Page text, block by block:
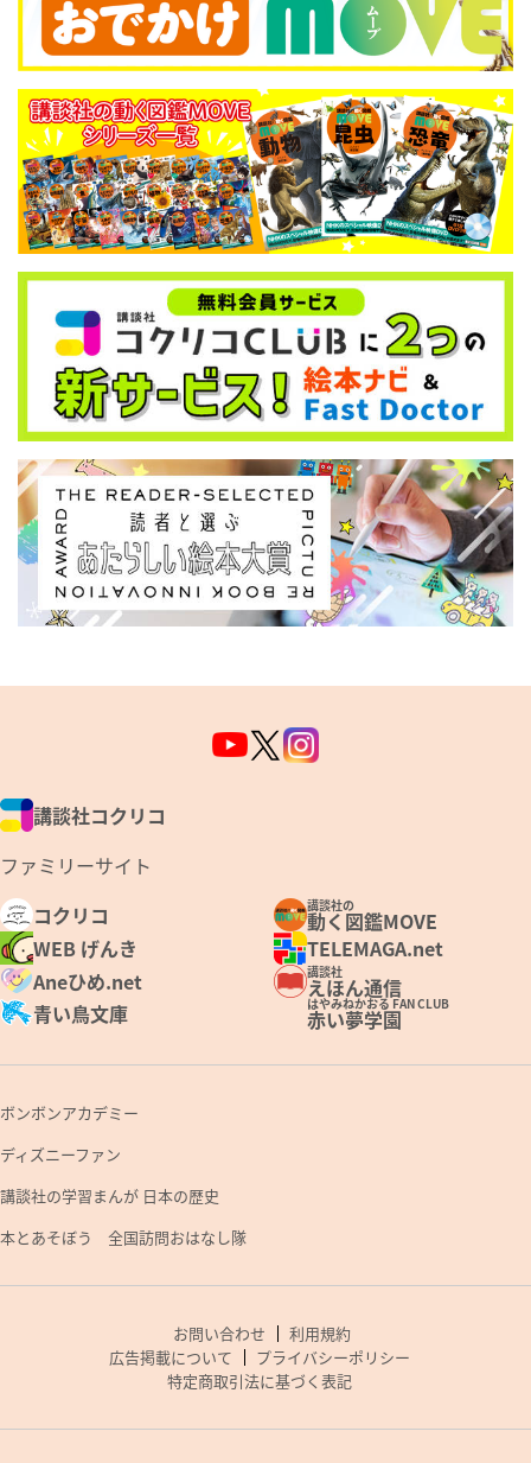
講談社コクリコ
ファミリーサイト
コクリコ
講談社の
動く図鑑MOVE
WEB げんき
TELEMAGA.net
Aneひめ.net
講談社
えほん通信
青い鳥文庫
はやみねかおる FAN CLUB
赤い夢学園
ボンボンアカデミー
ディズニーファン
講談社の学習まんが 日本の歴史
本とあそぼう 全国訪問おはなし隊
お問い合わせ
利用規約
広告掲載について
プライバシーポリシー
特定商取引法に基づく表記